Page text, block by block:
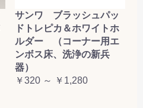
サンワ ブラッシュパッ
ドトレピカ＆ホワイトホ
ルダー （コーナー用エ
ンボス床、洗浄の新兵
器）
￥320 ～ ￥1,280